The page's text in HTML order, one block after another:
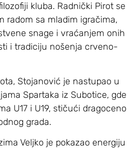
kluba. Radnički Pirot se
radom sa mladim igračima,
snage i vraćanjem onih
i tradiciju nošenja crveno-
Stojanović je nastupao u
Spartaka iz Subotice, gde
U17 i U19, stičući dragoceno
grada.
Veljko je pokazao energiju